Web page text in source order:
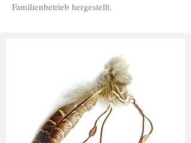
Familienbetrieb hergestellt.